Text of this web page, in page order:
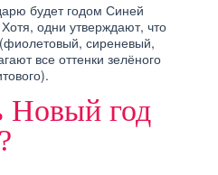
НОВЫЙ ГОД
2015
будет годом Синей
одни утверждают, что
сиреневый,
все оттенки зелёного
Новый год